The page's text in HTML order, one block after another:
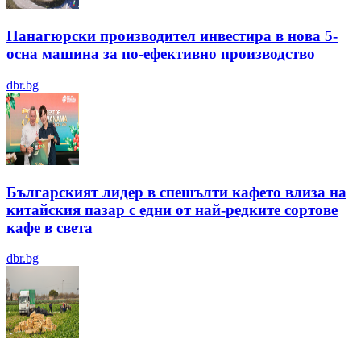
Панагюрски производител инвестира в нова 5-
осна машина за по-ефективно производство
dbr.bg
Българският лидер в спешълти кафето влиза на
китайския пазар с едни от най-редките сортове
кафе в света
dbr.bg